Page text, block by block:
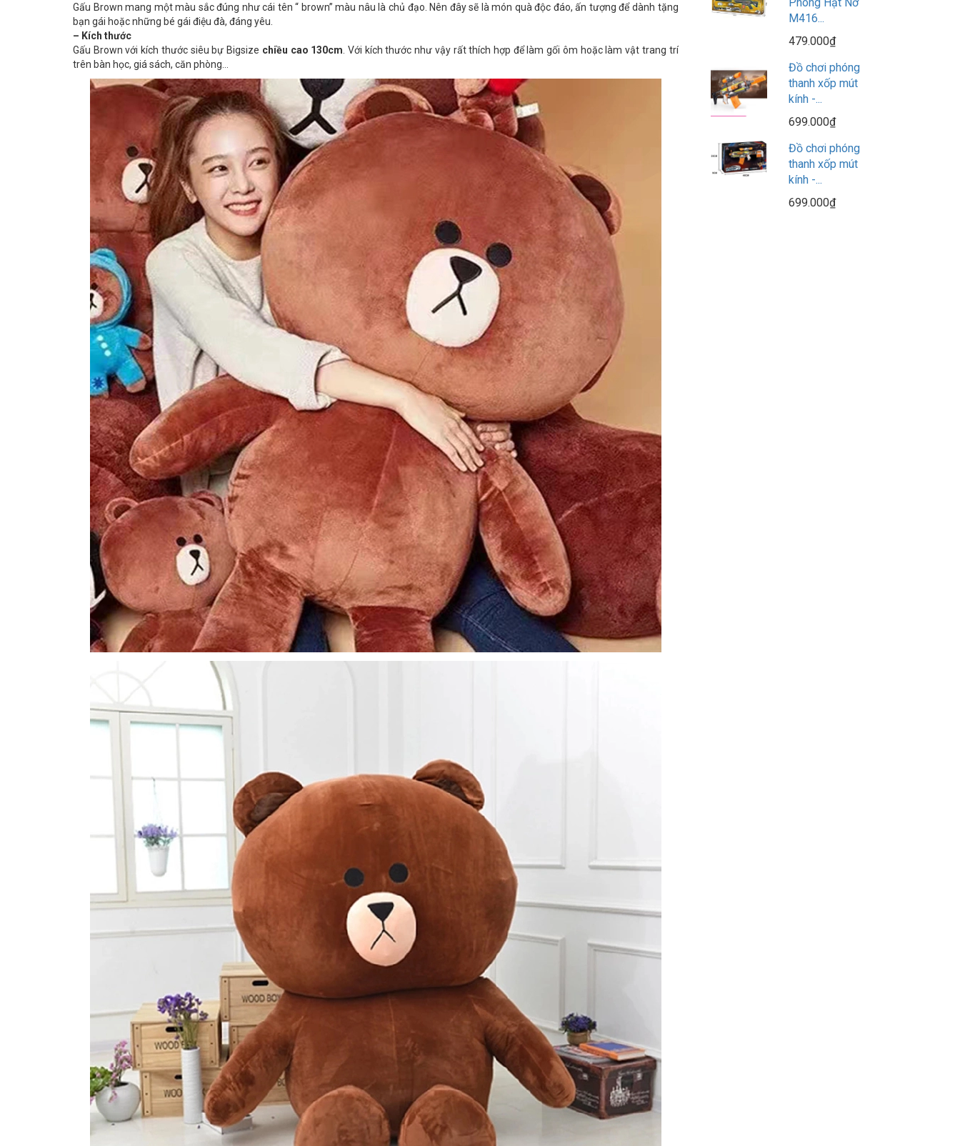
Gấu Brown mang một màu sắc đúng như cái tên “ brown” màu nâu là chủ đạo. Nên đây sẽ là món quà độc đáo, ấn tượng để dành tặng
bạn gái hoặc những bé gái điệu đà, đáng yêu.
– Kích thước
Gấu Brown với kích thước siêu bự Bigsize chiều cao 130cm. Với kích thước như vậy rất thích hợp để làm gối ôm hoặc làm vật trang trí
trên bàn học, giá sách, căn phòng…
M416...
479.000₫
Đồ chơi phóng
thanh xốp mút
kính -...
699.000₫
Đồ chơi phóng
thanh xốp mút
kính -...
699.000₫